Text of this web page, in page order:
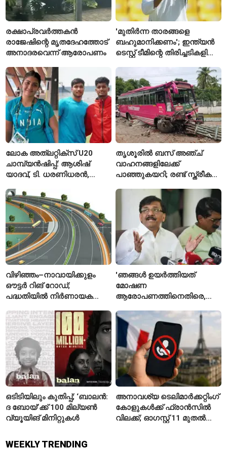
രക്ഷാപ്രവർത്തകൻ
രാജേഷിന്റെ മൃതദേഹത്തോട്
അനാദരവെന്ന് ആരോപണം
'മുതിർന്ന താരങ്ങളെ
ബഹുമാനിക്കണം'; ഇന്ത്യൻ
ടെസ്റ്റ് ടീമിന്റെ തിരിച്ചടികളിൽ
രഹാനെ
ലോക അത്‌ലറ്റിക്സ് U20
ചാമ്പ്യൻഷിപ്പ്: ആശിഷ്
യാദവ്, ടി. ധരണിധരൻ,
ഫൈനലിൽ
തൃശൂരിൽ ബസ് അഞ്ച്
വാഹനങ്ങളിലേക്ക്
പാഞ്ഞുകയറി; രണ്ട് സ്ത്രീകൾ
വിഴിഞ്ഞം–നാവായിക്കുളം
ഔട്ടർ റിങ് റോഡ്;
പദ്ധതിയിൽ നിർണായക
വിശദീകരണം
'ഞങ്ങൾ ഉയർത്തിയത്
മോഷണ
ആരോപണത്തിനെതിരെ,
റിജിജുവിന് മറുപടിയുമായി
സഞ്ജയ് റാവത്ത്
ഒടിടിയിലും കുതിപ്പ്; ‘ബാലൻ:
ദ ബോയ്’ക്ക് 100 മില്യൺ
വ്യൂയിങ് മിനിറ്റുകൾ
അനാവശ്യ ടെലിമാർക്കറ്റിംഗ്
കോളുകൾക്ക് ഫ്രാൻസിൽ
വിലക്ക്; ഓഗസ്റ്റ് 11 മുതൽ
WEEKLY TRENDING